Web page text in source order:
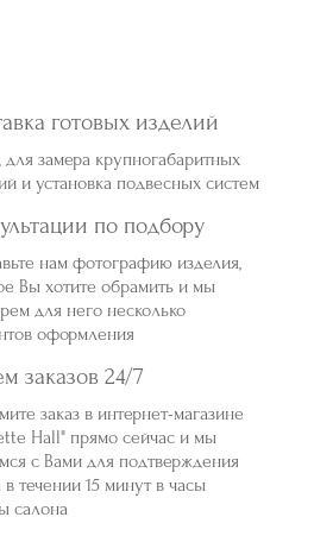
готовых изделий
для замера крупногабаритных
и установка подвесных систем
по подбору
нам фотографию изделия,
Вы хотите обрамить и мы
для него несколько
оформления
заказов 24/7
заказ в интернет-магазине
Hall" прямо сейчас и мы
с Вами для подтверждения
в течении 15 минут в часы
салона